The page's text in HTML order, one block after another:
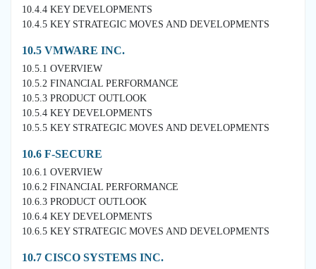
10.4.4 KEY DEVELOPMENTS
10.4.5 KEY STRATEGIC MOVES AND DEVELOPMENTS
10.5 VMWARE INC.
10.5.1 OVERVIEW
10.5.2 FINANCIAL PERFORMANCE
10.5.3 PRODUCT OUTLOOK
10.5.4 KEY DEVELOPMENTS
10.5.5 KEY STRATEGIC MOVES AND DEVELOPMENTS
10.6 F-SECURE
10.6.1 OVERVIEW
10.6.2 FINANCIAL PERFORMANCE
10.6.3 PRODUCT OUTLOOK
10.6.4 KEY DEVELOPMENTS
10.6.5 KEY STRATEGIC MOVES AND DEVELOPMENTS
10.7 CISCO SYSTEMS INC.